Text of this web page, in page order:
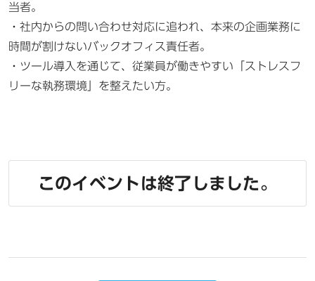
当者。
・社内からの問い合わせ対応に追われ、本来の企画業務に
時間が割けないバックオフィス責任者。
・ツール導入を通じて、従業員が働きやすい「ストレスフ
リーな執務環境」を整えたい方。
このイベントは終了しました。